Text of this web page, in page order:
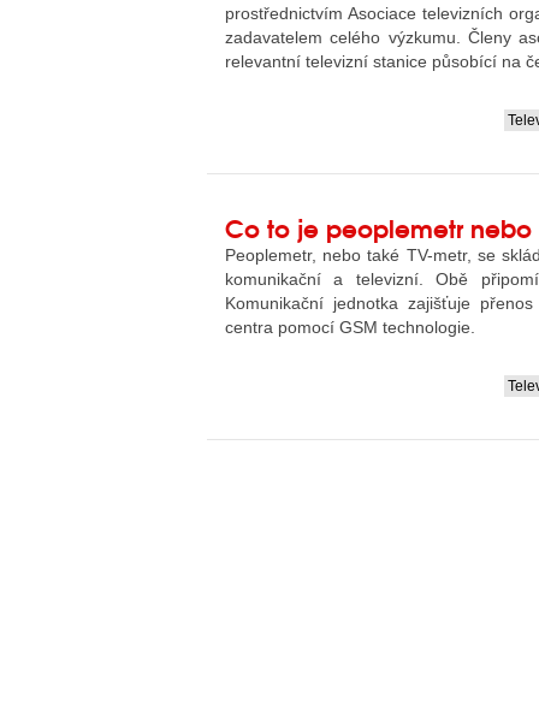
prostřednictvím Asociace televizních
zadavatelem celého výzkumu. Členy
relevantní televizní stanice působící na
Co to je peoplemetr nebo
Peoplemetr, nebo také TV-metr, se
komunikační a televizní. Obě
Komunikační jednotka zajišťuje
centra pomocí GSM technologie.